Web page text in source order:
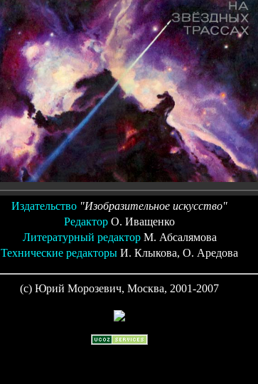
Издательство "Изобразительное искусство"
Редактор О. Иващенко
Литературный редактор М. Абсалямова
Технические редакторы И. Клыкова, О. Аредова
(c) Юрий Морозевич, Москва, 2001-2007